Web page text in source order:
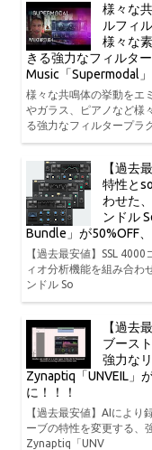
様々な
ルフィ
様々な
きる強力なフィルタ
Music「Supermodal
様々な共鳴体の挙動をエ
やガラス、ピアノなど様
る強力なフィルタープラ
【過去
特性と
わせた
ンドル
Bundle」が50%OFF
【過去最安値】SSL
ィオ分析機能を組み合わ
ンドル So
【過去
ブース
強力な
Zynaptiq「UNVEIL」
に！！！
【過去最安値】AIによ
ーブの特性を変更する、
Zynaptiq「UNV